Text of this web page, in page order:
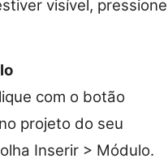
visível, pressione
com o botão
projeto do seu
Inserir > Módulo.